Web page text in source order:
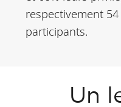
respectivement
participants.
Un